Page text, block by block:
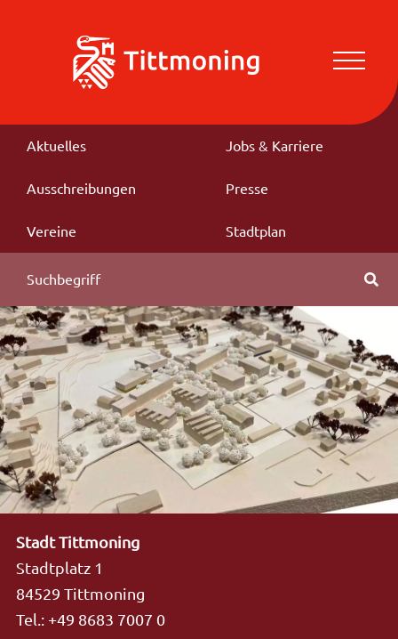
Aktuelles Jobs & Karriere
Ausschreibungen Presse
Vereine Stadtplan
Stadt Tittmoning
Stadtplatz 1
84529 Tittmoning
Tel.: +49 8683 7007 0